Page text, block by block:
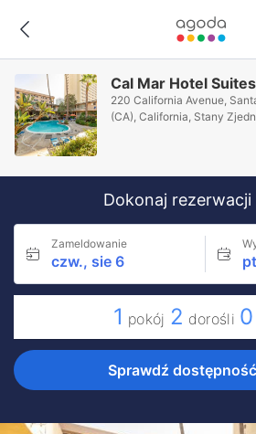
Cal Mar Hotel Suites
220 California Avenue,
(CA), California, Stany
Dokonaj rezerwacji
Zameldowanie
czw., sie 6
1 pokój 2 dorośli 0
Sprawdź